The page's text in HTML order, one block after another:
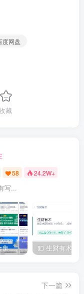
度网盘
藏
58 24.2W+
写...
IT类所有渠道合集 持续日更，目前近四千多条资源 年费用户微信私信获取权限
下一篇